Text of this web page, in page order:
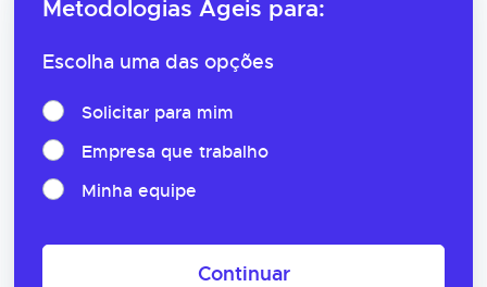
Metodologias Ágeis para:
Escolha uma das opções
Solicitar para mim
Empresa que trabalho
Minha equipe
Continuar